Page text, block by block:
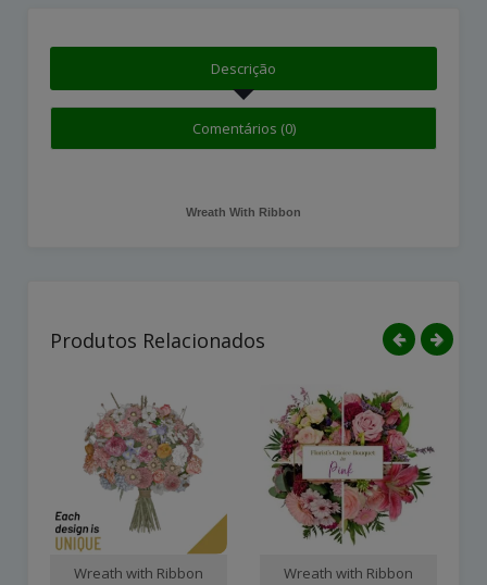
Descrição
Comentários (0)
Wreath With Ribbon
Produtos Relacionados
Wreath with Ribbon
Wreath with Ribbon